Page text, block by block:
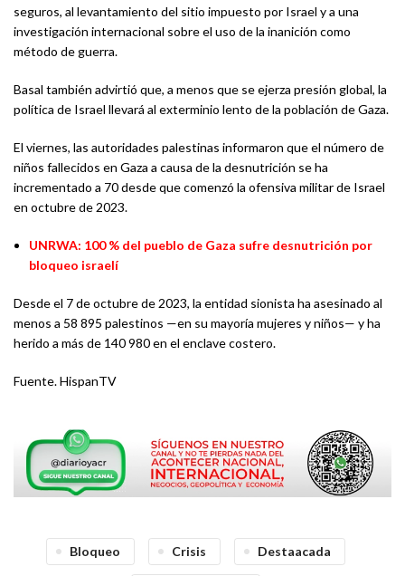
seguros, al levantamiento del sitio impuesto por Israel y a una
investigación internacional sobre el uso de la inanición como
método de guerra.
Basal también advirtió que, a menos que se ejerza presión global, la
política de Israel llevará al exterminio lento de la población de Gaza.
El viernes, las autoridades palestinas informaron que el número de
niños fallecidos en Gaza a causa de la desnutrición se ha
incrementado a 70 desde que comenzó la ofensiva militar de Israel
en octubre de 2023.
UNRWA: 100 % del pueblo de Gaza sufre desnutrición por
bloqueo israelí
Desde el 7 de octubre de 2023, la entidad sionista ha asesinado al
menos a 58 895 palestinos —en su mayoría mujeres y niños— y ha
herido a más de 140 980 en el enclave costero.
Fuente. HispanTV
Bloqueo Crisis Destaacada